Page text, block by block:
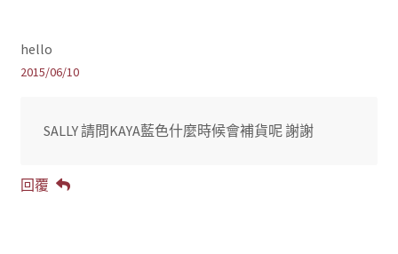
hello
2015/06/10
SALLY 請問KAYA藍色什麼時候會補貨呢 謝謝
回覆